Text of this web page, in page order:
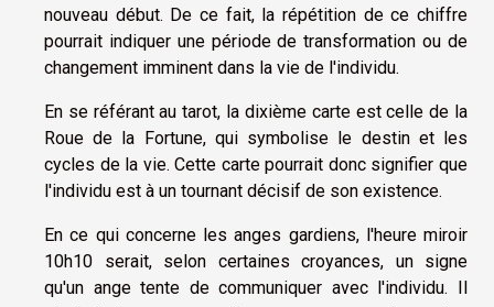
nouveau début. De ce fait, la répétition de ce chiffre
pourrait indiquer une période de transformation ou de
changement imminent dans la vie de l'individu.
En se référant au tarot, la dixième carte est celle de la
Roue de la Fortune, qui symbolise le destin et les
cycles de la vie. Cette carte pourrait donc signifier que
l'individu est à un tournant décisif de son existence.
En ce qui concerne les anges gardiens, l'heure miroir
10h10 serait, selon certaines croyances, un signe
qu'un ange tente de communiquer avec l'individu. Il